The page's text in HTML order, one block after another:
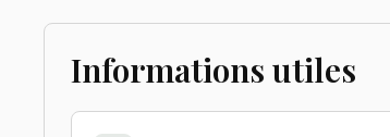
Informations utiles